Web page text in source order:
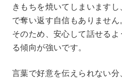
きもちを焼いてしまいます
で奪い返す自信もありません。
そのため、安心して話せる
る傾向が強いです。
言葉で好意を伝えられない